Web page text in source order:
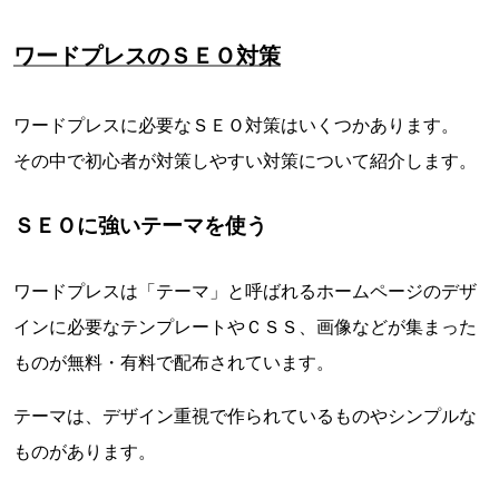
ワードプレスのＳＥＯ対策
ワードプレスに必要なＳＥＯ対策はいくつかあります。
その中で初心者が対策しやすい対策について紹介します。
ＳＥＯに強いテーマを使う
ワードプレスは「テーマ」と呼ばれるホームページのデザ
インに必要なテンプレートやＣＳＳ、画像などが集まった
ものが無料・有料で配布されています。
テーマは、デザイン重視で作られているものやシンプルな
ものがあります。